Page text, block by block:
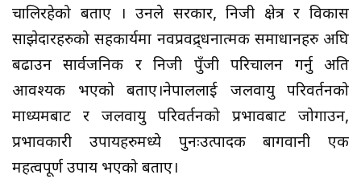
चालिरहेको बताए । उनले सरकार, निजी क्षेत्र र विकास
साझेदारहरुको सहकार्यमा नवप्रवद्र्धनात्मक समाधानहरु अघि
बढाउन सार्वजनिक र निजी पुँजी परिचालन गर्नु अति
आवश्यक भएको बताए।नेपाललाई जलवायु परिवर्तनको
माध्यमबाट र जलवायु परिवर्तनको प्रभावबाट जोगाउन,
प्रभावकारी उपायहरुमध्ये पुनःउत्पादक बागवानी एक
महत्वपूर्ण उपाय भएको बताए।